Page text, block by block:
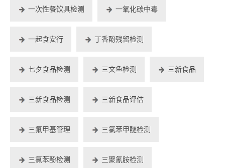
一次性餐饮具检测 一氧化碳中毒
一起食安行 丁香酚残留检测
七夕食品检测 三文鱼检测 三新食品
三新食品检测 三新食品评估
三氟甲基管理 三氯苯甲醚检测
三氯苯酚检测 三聚氰胺检测